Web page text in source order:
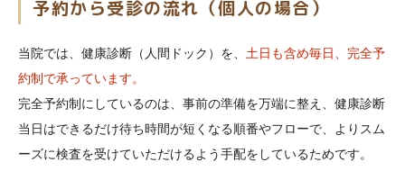
予約から受診の流れ（個人の場合）
当院では、健康診断（人間ドック）を、 土日も含め毎日、完全予
約制で承っています。
完全予約制にしているのは、事前の準備を万端に整え、健康診断
当日はできるだけ待ち時間が短くなる順番やフローで、よりスム
ーズに検査を受けていただけるよう手配をしているためです。